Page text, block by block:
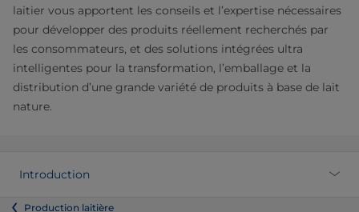
laitier vous apportent les conseils et l’expertise nécessaires
pour développer des produits réellement recherchés par
les consommateurs, et des solutions intégrées ultra
intelligentes pour la transformation, l’emballage et la
distribution d’une grande variété de produits à base de lait
nature.
Introduction
Production laitière